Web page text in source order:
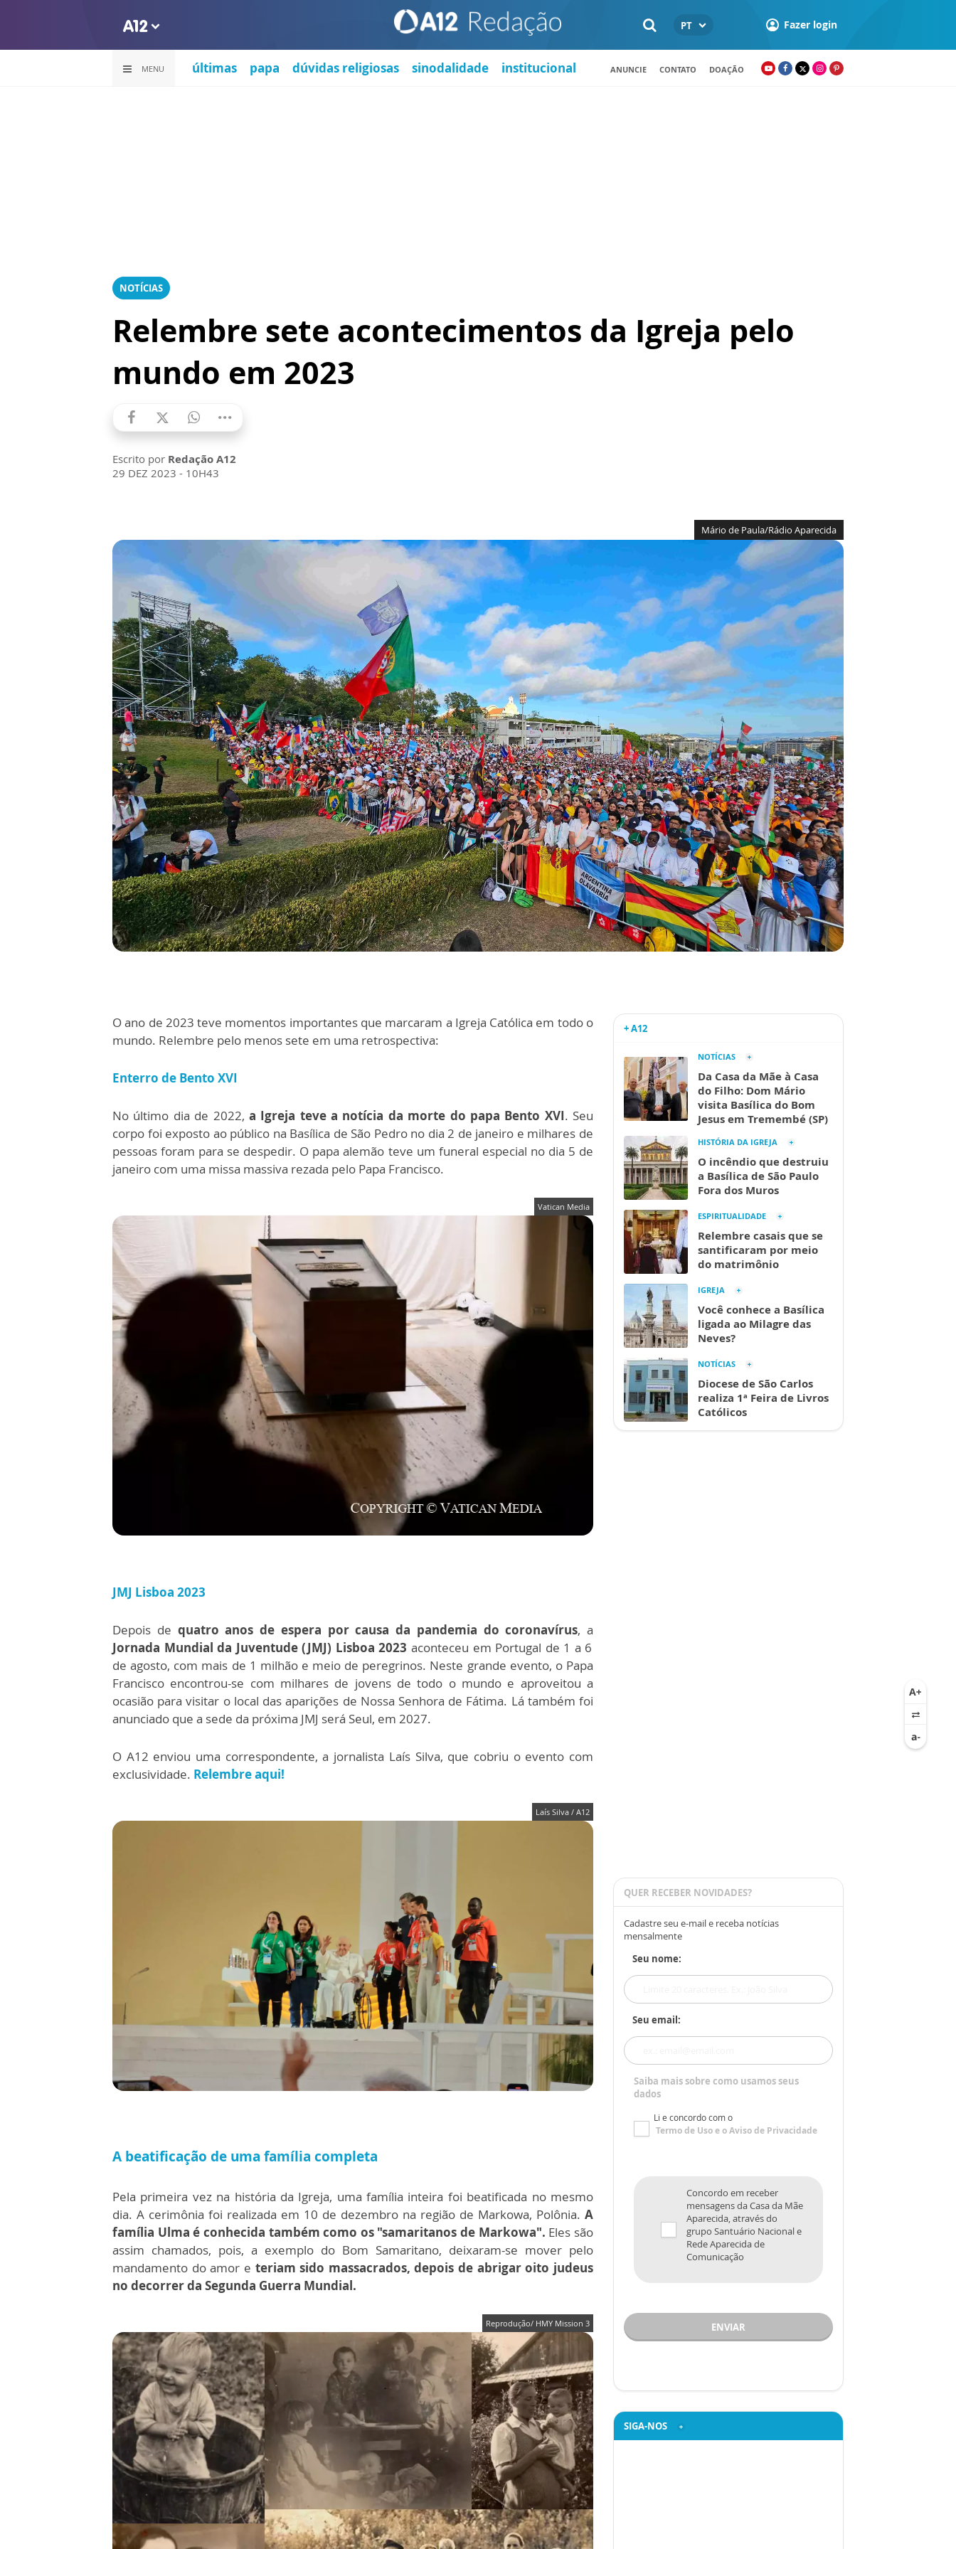
PT Fazer login
MENU últimas papa dúvidas religiosas sinodalidade institucional ANUNCIE CONTATO DOAÇÃO
NOTÍCIAS
Relembre sete acontecimentos da Igreja pelo
mundo em 2023
Escrito por Redação A12
29 DEZ 2023 - 10H43
Mário de Paula/Rádio Aparecida
O ano de 2023 teve momentos importantes que marcaram a Igreja Católica em todo o
mundo. Relembre pelo menos sete em uma retrospectiva:
Enterro de Bento XVI
No último dia de 2022, a Igreja teve a notícia da morte do papa Bento XVI. Seu
corpo foi exposto ao público na Basílica de São Pedro no dia 2 de janeiro e milhares de
pessoas foram para se despedir. O papa alemão teve um funeral especial no dia 5 de
janeiro com uma missa massiva rezada pelo Papa Francisco.
Vatican Media
JMJ Lisboa 2023
Depois de quatro anos de espera por causa da pandemia do coronavírus, a
Jornada Mundial da Juventude (JMJ) Lisboa 2023 aconteceu em Portugal de 1 a 6
de agosto, com mais de 1 milhão e meio de peregrinos. Neste grande evento, o Papa
Francisco encontrou-se com milhares de jovens de todo o mundo e aproveitou a
ocasião para visitar o local das aparições de Nossa Senhora de Fátima. Lá também foi
anunciado que a sede da próxima JMJ será Seul, em 2027.
O A12 enviou uma correspondente, a jornalista Laís Silva, que cobriu o evento com
exclusividade. Relembre aqui!
Laís Silva / A12
A beatificação de uma família completa
Pela primeira vez na história da Igreja, uma família inteira foi beatificada no mesmo
dia. A cerimônia foi realizada em 10 de dezembro na região de Markowa, Polônia. A
família Ulma é conhecida também como os "samaritanos de Markowa". Eles são
assim chamados, pois, a exemplo do Bom Samaritano, deixaram-se mover pelo
mandamento do amor e teriam sido massacrados, depois de abrigar oito judeus
no decorrer da Segunda Guerra Mundial.
Reprodução/ HMY Mission 3
+ A12
NOTÍCIAS
Da Casa da Mãe à Casa
do Filho: Dom Mário
visita Basílica do Bom
Jesus em Tremembé (SP)
HISTÓRIA DA IGREJA
O incêndio que destruiu
a Basílica de São Paulo
Fora dos Muros
ESPIRITUALIDADE
Relembre casais que se
santificaram por meio
do matrimônio
IGREJA
Você conhece a Basílica
ligada ao Milagre das
Neves?
NOTÍCIAS
Diocese de São Carlos
realiza 1ª Feira de Livros
Católicos
QUER RECEBER NOVIDADES?
Cadastre seu e-mail e receba notícias
mensalmente
Seu nome:
Seu email:
Saiba mais sobre como usamos seus
dados
Li e concordo com o
Termo de Usoe oAviso de Privacidade
Concordo em receber
mensagens da Casa da Mãe
Aparecida, através do
grupo Santuário Nacional e
Rede Aparecida de
Comunicação
ENVIAR
SIGA-NOS